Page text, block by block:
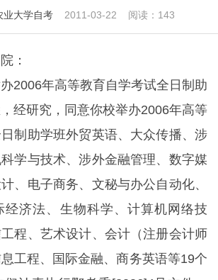
业大学自考 2011-03-22 阅读：143
：
年高等教育自学考试全日制助
经研究，同意你校举办2006年高等
制助学班外贸英语、大众传播、涉
学与技术、涉外金融管理、数字媒
、电子商务、文秘与办公自动化、
经济法、生物科学、计算机网络技
程、艺术设计、会计（注册会计师
工程、国际金融、商务英语等19个